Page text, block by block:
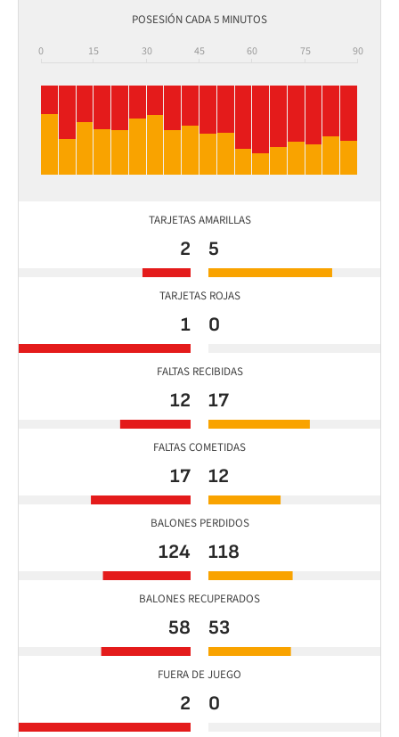
POSESIÓN CADA 5 MINUTOS
0 15 30 45 60 75 90
TARJETAS AMARILLAS
2 5
TARJETAS ROJAS
1 0
FALTAS RECIBIDAS
12 17
FALTAS COMETIDAS
17 12
BALONES PERDIDOS
124 118
BALONES RECUPERADOS
58 53
FUERA DE JUEGO
2 0